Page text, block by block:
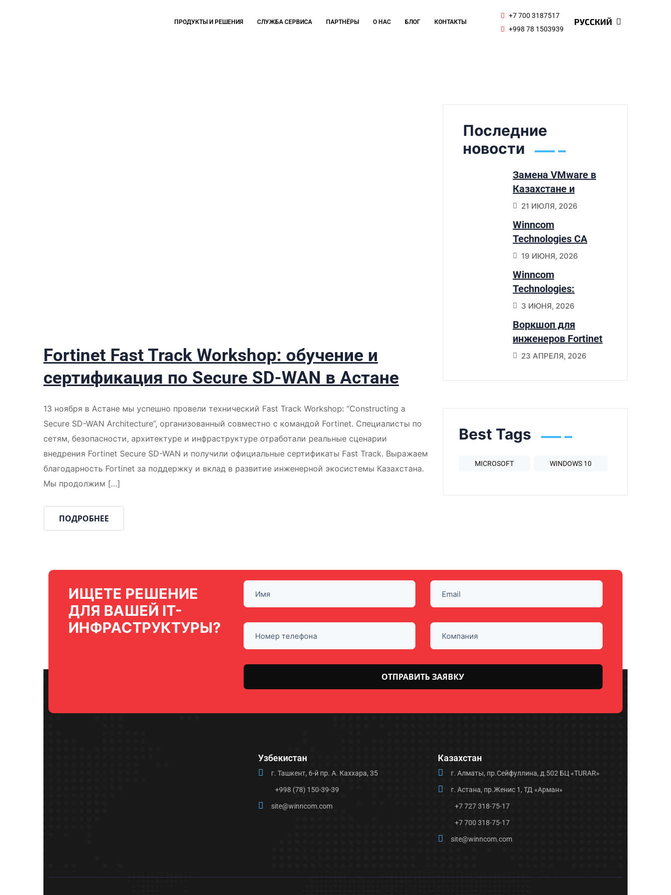
ПРОДУКТЫ И РЕШЕНИЯ СЛУЖБА СЕРВИСА ПАРТНЁРЫ О НАС БЛОГ КОНТАКТЫ
+7 700 3187517
+998 78 1503939
РУССКИЙ
ҚАЗАҚ ТІЛІ
Fortinet Fast Track Workshop: обучение и
сертификация по Secure SD-WAN в Астане
13 ноября в Астане мы успешно провели технический Fast Track Workshop: “Constructing a
Secure SD-WAN Architecture”, организованный совместно с командой Fortinet. Специалисты по
сетям, безопасности, архитектуре и инфраструктуре отработали реальные сценарии
внедрения Fortinet Secure SD-WAN и получили официальные сертификаты Fast Track. Выражаем
благодарность Fortinet за поддержку и вклад в развитие инженерной экосистемы Казахстана.
Мы продолжим […]
ПОДРОБНЕЕ
Последние
новости
Замена VMware в
Казахстане и
Узбекистане:
переходят на
Sangfor HCI
21 ИЮЛЯ, 2026
Winncom
Technologies CA
получили статус
NetApp
19 ИЮНЯ, 2026
Winncom
Technologies:
признанный
портфолио
3 ИЮНЯ, 2026
Воркшоп для
инженеров Fortinet
SD-Branch в Астане
23 АПРЕЛЯ, 2026
Best Tags
MICROSOFT WINDOWS 10
ИЩЕТЕ РЕШЕНИЕ
ДЛЯ ВАШЕЙ IT-
ИНФРАСТРУКТУРЫ?
Узбекистан
г. Ташкент, 6-й пр. А. Каххара, 35
+998 (78) 150-39-39
site@winncom.com
Казахстан
г. Алматы, пр.Сейфуллина, д.502 БЦ «TURAR»
г. Астана, пр.Женис 1, ТД «Арман»
+7 727 318-75-17
+7 700 318-75-17
site@winncom.com